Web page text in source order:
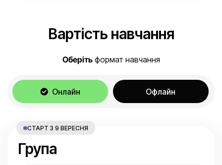
Вартість навчання
Оберітьформат навчання
Онлайн Офлайн
Група
СТАРТ З 9 ВЕРЕСНЯ